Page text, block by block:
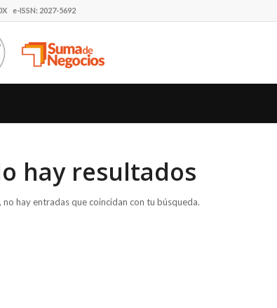
e-ISSN: 2027-5692
hay resultados
no hay entradas que coincidan con tu búsqueda.